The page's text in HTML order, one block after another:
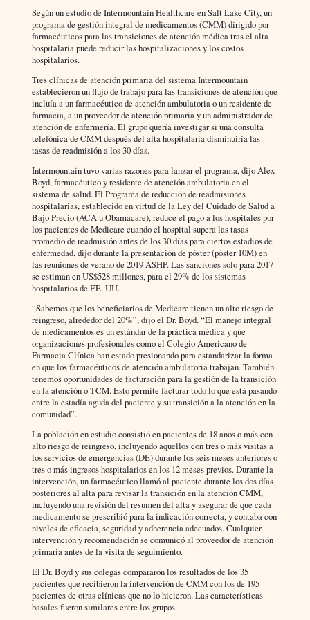
Según un estudio de Intermountain Healthcare en Salt Lake City, un
programa de gestión integral de medicamentos (CMM) dirigido por
farmacéuticos para las transiciones de atención médica tras el alta
hospitalaria puede reducir las hospitalizaciones y los costos
hospitalarios.
Tres clínicas de atención primaria del sistema Intermountain
establecieron un flujo de trabajo para las transiciones de atención que
incluía a un farmacéutico de atención ambulatoria o un residente de
farmacia, a un proveedor de atención primaria y un administrador de
atención de enfermería. El grupo quería investigar si una consulta
telefónica de CMM después del alta hospitalaria disminuiría las
tasas de readmisión a los 30 días.
Intermountain tuvo varias razones para lanzar el programa, dijo Alex
Boyd, farmacéutico y residente de atención ambulatoria en el
sistema de salud. El Programa de reducción de readmisiones
hospitalarias, establecido en virtud de la Ley del Cuidado de Salud a
Bajo Precio (ACA u Obamacare), reduce el pago a los hospitales por
los pacientes de Medicare cuando el hospital supera las tasas
promedio de readmisión antes de los 30 días para ciertos estadios de
enfermedad, dijo durante la presentación de póster (póster 10M) en
las reuniones de verano de 2019 ASHP. Las sanciones solo para 2017
se estiman en US$528 millones, para el 29% de los sistemas
hospitalarios de EE. UU.
“Sabemos que los beneficiarios de Medicare tienen un alto riesgo de
reingreso, alrededor del 20%”, dijo el Dr. Boyd. “El manejo integral
de medicamentos es un estándar de la práctica médica y que
organizaciones profesionales como el Colegio Americano de
Farmacia Clínica han estado presionando para estandarizar la forma
en que los farmacéuticos de atención ambulatoria trabajan. También
tenemos oportunidades de facturación para la gestión de la transición
en la atención o TCM. Esto permite facturar todo lo que está pasando
entre la estadía aguda del paciente y su transición a la atención en la
comunidad”.
La población en estudio consistió en pacientes de 18 años o más con
alto riesgo de reingreso, incluyendo aquellos con tres o más visitas a
los servicios de emergencias (DE) durante los seis meses anteriores o
tres o más ingresos hospitalarios en los 12 meses previos. Durante la
intervención, un farmacéutico llamó al paciente durante los dos días
posteriores al alta para revisar la transición en la atención CMM,
incluyendo una revisión del resumen del alta y asegurar de que cada
medicamento se prescribió para la indicación correcta, y contaba con
niveles de eficacia, seguridad y adherencia adecuados. Cualquier
intervención y recomendación se comunicó al proveedor de atención
primaria antes de la visita de seguimiento.
El Dr. Boyd y sus colegas compararon los resultados de los 35
pacientes que recibieron la intervención de CMM con los de 195
pacientes de otras clínicas que no lo hicieron. Las características
basales fueron similares entre los grupos.